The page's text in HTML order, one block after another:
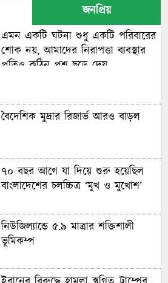
জনপ্রিয়
এমন একটি ঘটনা শুধু একটি পরিবারের
শোক নয়, আমাদের নিরাপত্তা ব্যবস্থার
প্রতিও কঠিন প্রশ্ন ছুড়ে দেয়
বৈদেশিক মুদ্রার রিজার্ভ আরও বাড়ল
৭০ বছর আগে যা ‍দিয়ে শুরু হয়েছিল
বাংলাদেশের চলচ্চিত্র ‘মুখ ও মুখোশ’
নিউজিল্যান্ডে ৫.৯ মাত্রার শক্তিশালী
ভূমিকম্প